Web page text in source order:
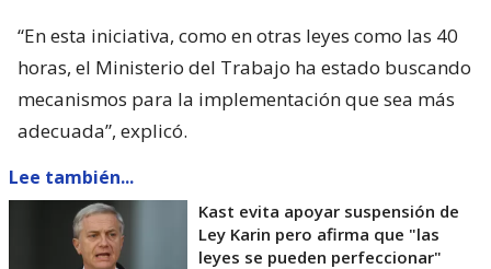
“En esta iniciativa, como en otras leyes como las 40
horas, el Ministerio del Trabajo ha estado buscando
mecanismos para la implementación que sea más
adecuada”, explicó.
Lee también...
Kast evita apoyar suspensión de
Ley Karin pero afirma que "las
leyes se pueden perfeccionar"